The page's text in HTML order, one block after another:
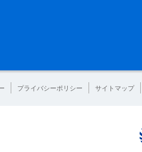
プライバシーポリシー サイトマップ